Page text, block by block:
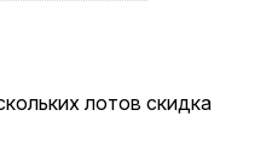
лотов скидка